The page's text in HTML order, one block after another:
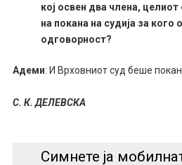
кој освен два члена,
на покана на судија за кого
одговорност?
Адеми: И Врховниот суд беше
С. К. ДЕЛЕВСКА
Симнете ја